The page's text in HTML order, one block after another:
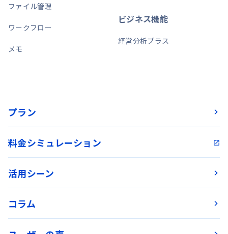
ファイル管理
ワークフロー
メモ
ビジネス機能
経営分析プラス
プラン
料金シミュレーション
活用シーン
コラム